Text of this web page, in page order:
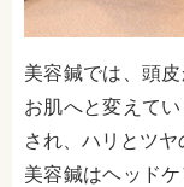
美容鍼では、頭
お肌へと変えて
され、ハリとツヤ
美容鍼はヘッド